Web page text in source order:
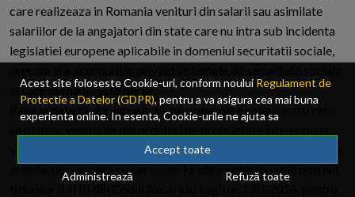
Acest site foloseste Cookie-uri, conform noului Regulament de
Protectie a Datelor (GDPR), pentru a va asigura cea mai buna
experienta online. In esenta, Cookie-urile ne ajuta sa
imbunatatim continutul de pe site, oferindu-va dvs., cititorul, o
experienta online personalizata si mult mai rapida. Ele sunt
folosite doar de site-ul nostru si partenerii nostri de incredere.
AICIpentru detalii despre politica de Cookie-uri.
Accept toate
Administrează
Refuză toate
care realizeaza in Romania venituri din salarii sau asimilate
salariilor de la angajatori din state care nu intra sub incidenta
legislatiei europene aplicabile in domeniul securitatii sociale,
la care Romania este parte.
Pana la data de 25 inclusiv a lunii urmatoare celei pentru care
venituri realizate in baza unor contracte de activitate sportiva,
arenda, din asocieri cu persoane juridice contribuabili potrivit